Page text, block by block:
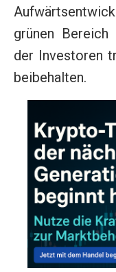
grünen
der Investoren
beibehalten.